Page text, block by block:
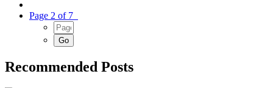
Page 2 of 7
Recommended Posts